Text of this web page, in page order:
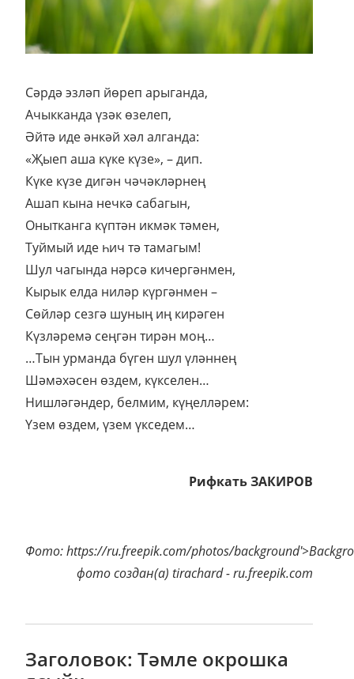
Сәрдә эзләп йөреп арыганда,
Ачыкканда үзәк өзелеп,
Әйтә иде әнкәй хәл алганда:
«Җыеп аша күке күзе», – дип.
Күке күзе дигән чәчәкләрнең
Ашап кына нечкә сабагын,
Онытканга күптән икмәк тәмен,
Туймый иде һич тә тамагым!
Шул чагында нәрсә кичергәнмен,
Кырык елда ниләр күргәнмен –
Сөйләр сезгә шуның иң кирәген
Күзләремә сеңгән тирән моң…
…Тын урманда бүген шул үләннең
Шәмәхәсен өздем, күкселен…
Нишләгәндер, белмим, күңелләрем:
Үзем өздем, үзем үкседем…
Рифкать ЗАКИРОВ
Фото: https://ru.freepik.com/photos/
фото создан(а) tirachard - ru.freepik.com
Заголовок: Тәмле окрошка